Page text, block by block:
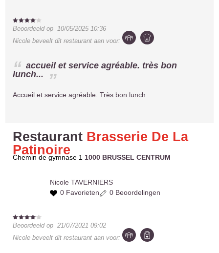
Beoordeeld op10/05/2025 10:36
Nicole beveelt dit restaurant aan voor:
accueil et service agréable. très bon
lunch...
Accueil et service agréable. Très bon lunch
Restaurant Brasserie De La
Patinoire
Chemin de gymnase 11000 BRUSSEL CENTRUM
Nicole TAVERNIERS
0 Favorieten
0 Beoordelingen
Beoordeeld op21/07/2021 09:02
Nicole beveelt dit restaurant aan voor: